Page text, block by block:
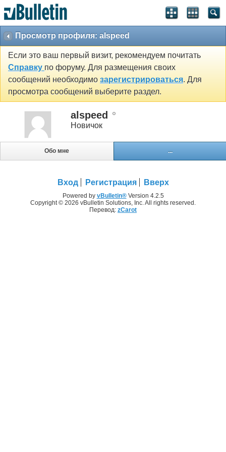
Просмотр профиля: alspeed
Если это ваш первый визит, рекомендуем почитать
Справку по форуму. Для размещения своих
сообщений необходимо зарегистрироваться. Для
просмотра сообщений выберите раздел.
alspeed
Новичок
Обо мне ...
Вход Регистрация Вверх
Powered by vBulletin®Version 4.2.5
Copyright © 2026 vBulletin Solutions, Inc. All rights reserved.
Перевод: zCarot